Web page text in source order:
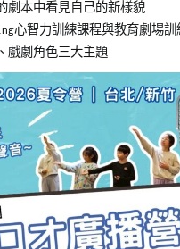
劇本中看見自己的新樣貌
心智力訓練課程與教育劇場訓
戲劇角色三大主題